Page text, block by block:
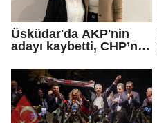
Üsküdar'da AKP'nin
adayı kaybetti, CHP’nin
Çetinkaya Başkan
Vekili seçildi